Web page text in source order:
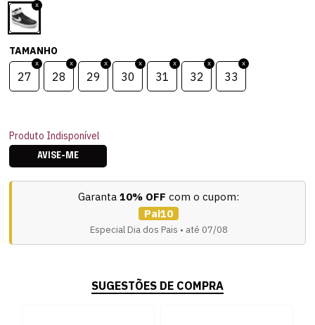
TAMANHO
27 28 29 30 31 32 33
Produto Indisponível
AVISE-ME
Garanta 10% OFF com o cupom:
Pai10
Especial Dia dos Pais • até 07/08
SUGESTÕES DE COMPRA